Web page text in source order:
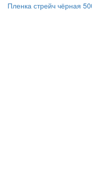
Пленка стрейч чёрная